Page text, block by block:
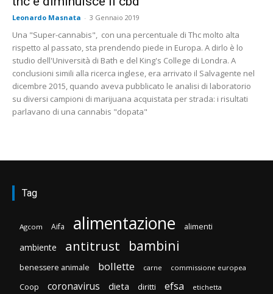
Leonardo Masnata - 3 Gennaio 2019
Una "Super-cannabis", con una percentuale di Thc molto alta
rispetto al passato, sta prendendo piede in Europa. A dirlo è lo
studio dell'Università di Bath e del King's College di Londra. A
conclusioni simili alla ricerca inglese, era arrivato il Salvagente nel
dicembre 2015, quando aveva pubblicato le analisi di laboratorio
su diversi campioni di marijuana acquistata per strada: i risultati
parlavano di una cannabis "dopata"
Tag
Agcom Aifa alimentazione alimenti
ambiente antitrust bambini
benessere animale bollette carne commissione europea
Coop coronavirus dieta diritti efsa etichetta